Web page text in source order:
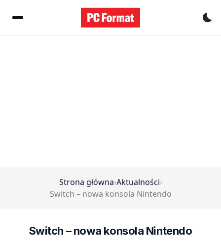
Strona główna›Aktualności›
Switch – nowa konsola Nintendo
Switch – nowa konsola Nintendo